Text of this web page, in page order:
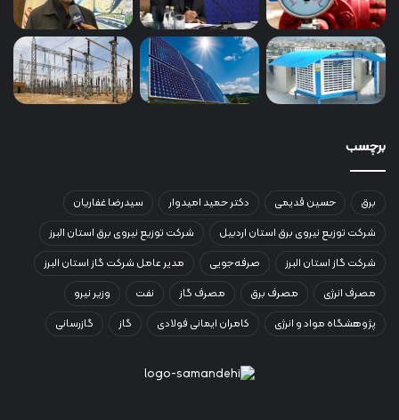
برچسب
برق حسین قدیمی دکتر حمید امیدوار
سیدرضا غفاریان
شرکت توزیع نیروی برق استان اردبیل
شرکت توزیع نیروی برق استان البرز
شرکت گاز استان البرز
صرفه‌جویی
مدیر عامل شرکت گاز استان البرز
مصرف انرژی
مصرف برق مصرف گاز نفت
وزیر نیرو
پژوهشگاه مواد و انرژی
کامران ایمانی فولادی گاز گازرسانی